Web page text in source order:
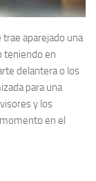
trae aparejado una
teniendo en
delantera o los
para una
y los
en el